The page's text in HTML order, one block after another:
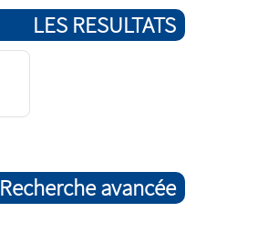
LES RESULTATS
Recherche avancée